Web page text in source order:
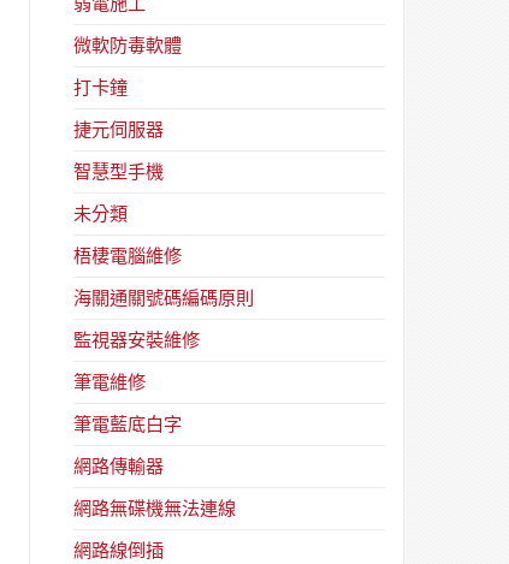
微軟防毒軟體
打卡鐘
捷元伺服器
智慧型手機
未分類
梧棲電腦維修
海關通關號碼編碼原則
監視器安裝維修
筆電維修
筆電藍底白字
網路傳輸器
網路無碟機無法連線
網路線倒插